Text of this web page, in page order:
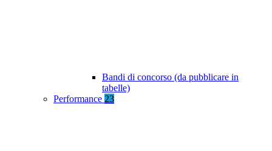
Bandi di concorso (da pubblicare in
tabelle)
Performance 23